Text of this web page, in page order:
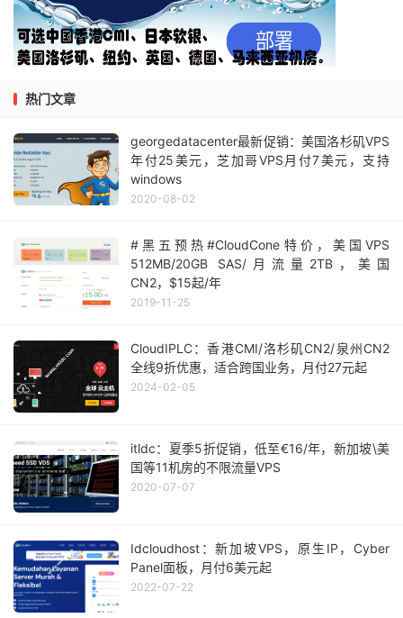
热门文章
georgedatacenter最新促销：美国洛杉矶VPS
年付25美元，芝加哥VPS月付7美元，支持
windows
2020-08-02
#黑五预热#CloudCone特价，美国VPS
512MB/20GB SAS/月流量2TB，美国
CN2，$15起/年
2019-11-25
CloudIPLC：香港CMI/洛杉矶CN2/泉州CN2
全线9折优惠，适合跨国业务，月付27元起
2024-02-05
itldc：夏季5折促销，低至€16/年，新加坡\美
国等11机房的不限流量VPS
2020-07-07
Idcloudhost：新加坡VPS，原生IP，Cyber​​
Panel面板，月付6美元起
2022-07-22